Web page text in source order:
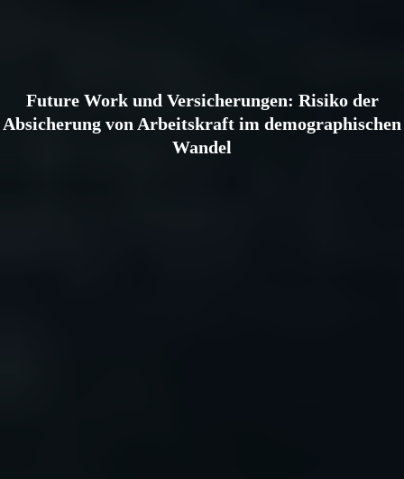
Future Work und Versicherungen: Risiko der
Absicherung von Arbeitskraft im demographischen
Wandel